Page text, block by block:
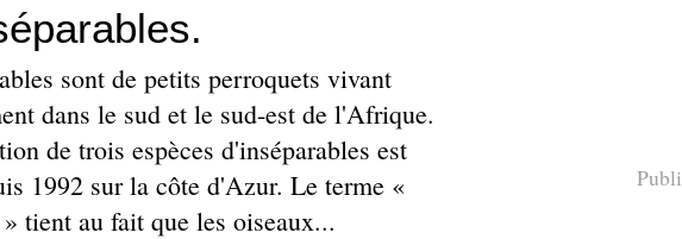
sont de petits perroquets vivant
dans le sud et le sud-est de l'Afrique.
de trois espèces d'inséparables est
1992 sur la côte d'Azur. Le terme «
tient au fait que les oiseaux...